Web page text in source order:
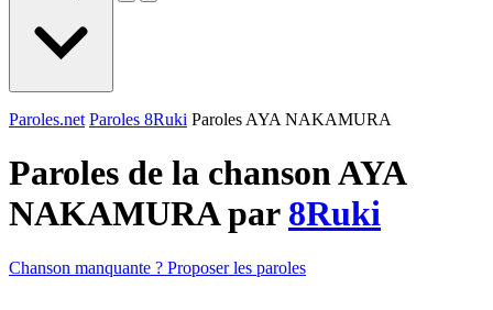
Paroles.net Paroles 8Ruki Paroles AYA NAKAMURA
Paroles de la chanson AYA
NAKAMURA par 8Ruki
Chanson manquante ? Proposer les paroles